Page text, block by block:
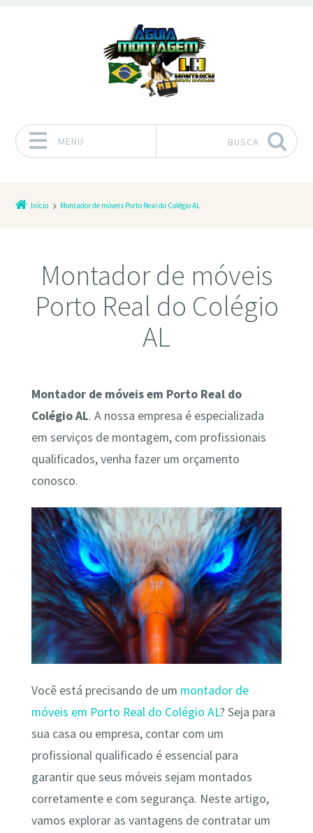
MENU BUSCA
Início Montador de móveis Porto Real do Colégio AL
Montador de móveis
Porto Real do Colégio
AL
Montador de móveis em Porto Real do
Colégio AL. A nossa empresa é especializada
em serviços de montagem, com profissionais
qualificados, venha fazer um orçamento
conosco.
Você está precisando de um montador de
móveis em Porto Real do Colégio AL? Seja para
sua casa ou empresa, contar com um
profissional qualificado é essencial para
garantir que seus móveis sejam montados
corretamente e com segurança. Neste artigo,
vamos explorar as vantagens de contratar um